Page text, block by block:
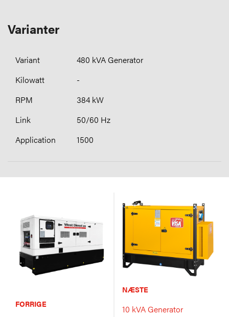
Varianter
480 kVA Generator
-
384 kW
50/60 Hz
1500
FORRIGE
NÆSTE
10 kVA Generator